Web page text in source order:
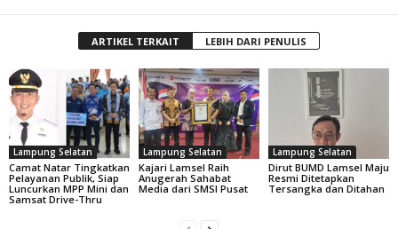
ARTIKEL TERKAIT LEBIH DARI PENULIS
Lampung Selatan
Camat Natar Tingkatkan
Pelayanan Publik, Siap
Luncurkan MPP Mini dan
Samsat Drive-Thru
Lampung Selatan
Kajari Lamsel Raih
Anugerah Sahabat
Media dari SMSI Pusat
Lampung Selatan
Dirut BUMD Lamsel Maju
Resmi Ditetapkan
Tersangka dan Ditahan